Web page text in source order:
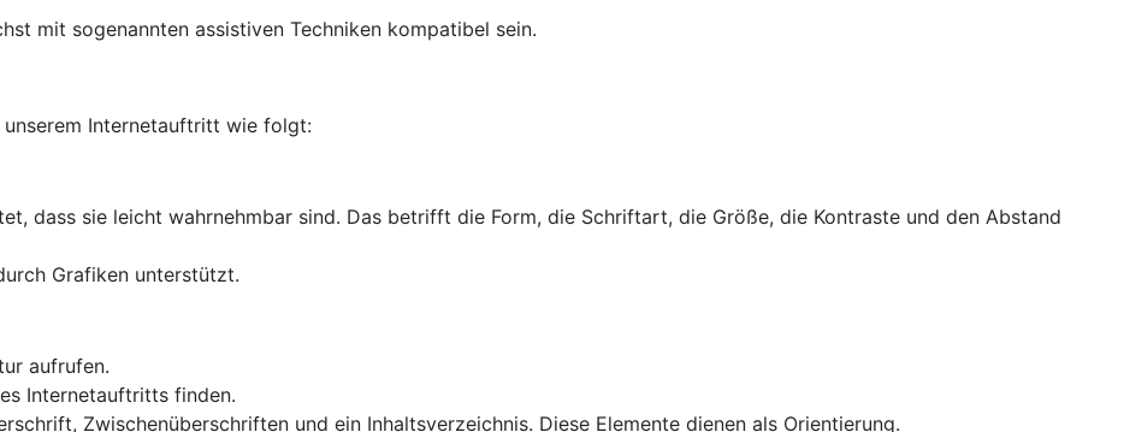
mit sogenannten assistiven Techniken kompatibel sein.
Internetauftritt wie folgt:
dass sie leicht wahrnehmbar sind. Das betrifft die Form, die Schriftart, die Größe, die Kontraste und den Abstand
Grafiken unterstützt.
aufrufen.
Internetauftritts finden.
Zwischenüberschriften und ein Inhaltsverzeichnis. Diese Elemente dienen als Orientierung.